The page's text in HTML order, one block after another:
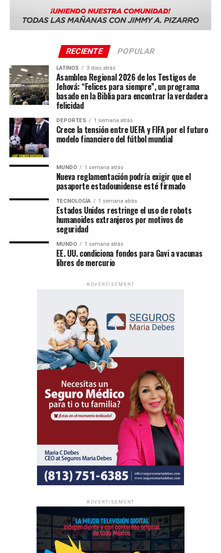
VER SIGUIENTE
Terremoto de magnitud 5,8 sacudió el sureste de
Australia
Escudo protector generado por la Vitamina D contra el
COVID-19
Enfoque Now
Enfoque Now es una plataforma digital dedicada a conectar e
informar a la comunidad latina acerca de los acontecimientos
que suceden a nivel local e internacional.
RECIENTE POPULAR
LATINOS 3 días atrás
Asamblea Regional 2026 de los Testigos de
Jehová: “Felices para siempre”, un programa
basado en la Biblia para encontrar la verdadera
felicidad
DEPORTES 1 semana atrás
Crece la tensión entre UEFA y FIFA por el futuro
modelo financiero del fútbol mundial
MUNDO 1 semana atrás
Nueva reglamentación podría exigir que el
pasaporte estadounidense esté firmado
TECNOLOGÍA 1 semana atrás
Estados Unidos restringe el uso de robots
humanoides extranjeros por motivos de
seguridad
MUNDO 1 semana atrás
EE. UU. condiciona fondos para Gavi a vacunas
libres de mercurio
ADVERTISEMENT
ADVERTISEMENT